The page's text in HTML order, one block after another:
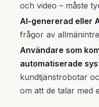
och video – måste
AI-genererad eller
frågor av
Användare som
automatiserade
kundtjänstrobotar
om att de talar med